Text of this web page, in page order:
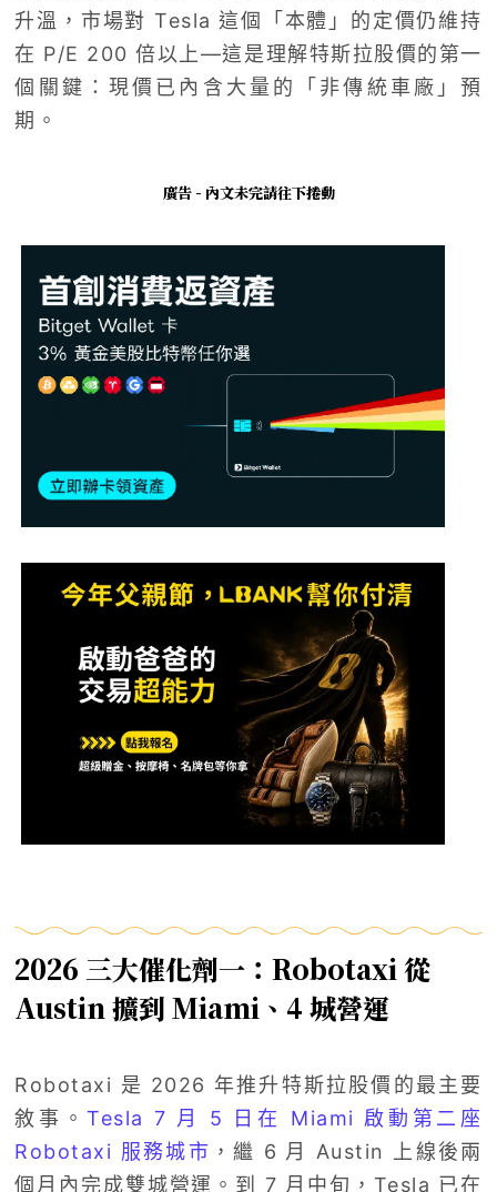
升溫，市場對 Tesla 這個「本體」的定價仍維持
在 P/E 200 倍以上—這是理解特斯拉股價的第一
個關鍵：現價已內含大量的「非傳統車廠」預
期。
廣告 - 內文未完請往下捲動
2026 三大催化劑一：Robotaxi 從
Austin 擴到 Miami、4 城營運
Robotaxi 是 2026 年推升特斯拉股價的最主要
敘事。Tesla 7 月 5 日在 Miami 啟動第二座
Robotaxi 服務城市 ，繼 6 月 Austin 上線後兩
個月內完成雙城營運。到 7 月中旬，Tesla 已在